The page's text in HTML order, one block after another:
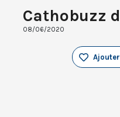
Cathobuzz
08/06/2020